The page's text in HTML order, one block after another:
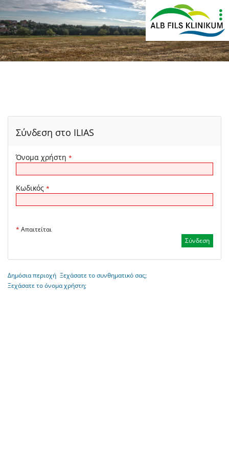
Show
More
Σύνδεση στο ILIAS
Όνομα χρήστη *
Κωδικός *
* Απαιτείται
Δημόσια περιοχή Ξεχάσατε το συνθηματικό σας;
Ξεχάσατε το όνομα χρήστη;